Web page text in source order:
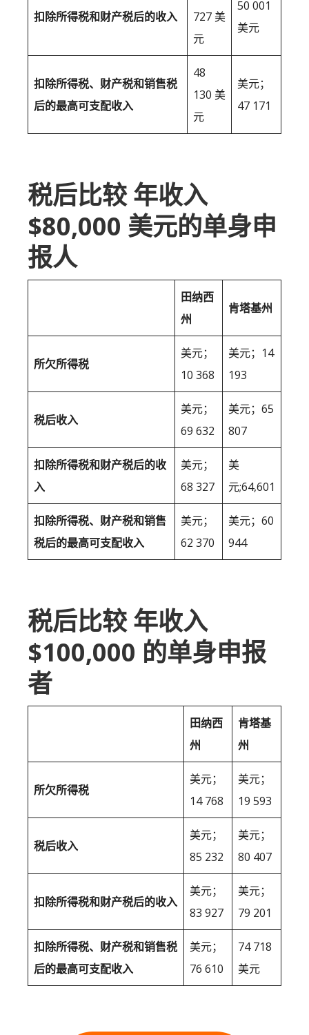
扣除所得税和财产税后的收入
727 美
元
50 001
美元
扣除所得税、财产税和销售税
后的最高可支配收入
48
130 美
元
美元；
47 171
税后比较 年收入
$80,000 美元的单身申
报人
田纳西
州
肯塔基州
所欠所得税
美元；
10 368
美元；14
193
税后收入
美元；
69 632
美元；65
807
扣除所得税和财产税后的收
入
美元；
68 327
美
元;64,601
扣除所得税、财产税和销售
税后的最高可支配收入
美元；
62 370
美元；60
944
税后比较 年收入
$100,000 的单身申报
者
田纳西
州
肯塔基
州
所欠所得税
美元；
14 768
美元；
19 593
税后收入
美元；
85 232
美元；
80 407
扣除所得税和财产税后的收入
美元；
83 927
美元；
79 201
扣除所得税、财产税和销售税
后的最高可支配收入
美元；
76 610
74 718
美元